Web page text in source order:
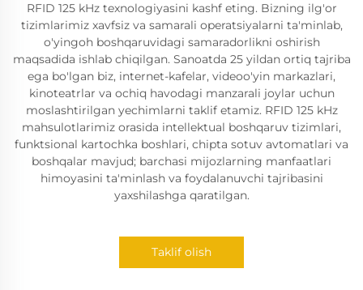
RFID 125 kHz texnologiyasini kashf eting. Bizning ilg'or
tizimlarimiz xavfsiz va samarali operatsiyalarni ta'minlab,
o'yingoh boshqaruvidagi samaradorlikni oshirish
maqsadida ishlab chiqilgan. Sanoatda 25 yildan ortiq tajriba
ega bo'lgan biz, internet-kafelar, videoo'yin markazlari,
kinoteatrlar va ochiq havodagi manzarali joylar uchun
moslashtirilgan yechimlarni taklif etamiz. RFID 125 kHz
mahsulotlarimiz orasida intellektual boshqaruv tizimlari,
funktsional kartochka boshlari, chipta sotuv avtomatlari va
boshqalar mavjud; barchasi mijozlarning manfaatlari
himoyasini ta'minlash va foydalanuvchi tajribasini
yaxshilashga qaratilgan.
Taklif olish